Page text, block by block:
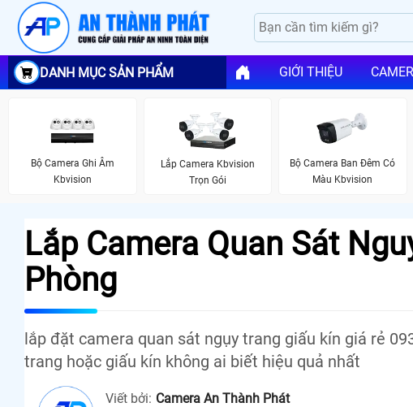
DANH MỤC SẢN PHẨM GIỚI THIỆU
Bộ Camera Ghi Âm
Kbvision
Lắp Camera Kbvision
Trọn Gói
Bộ Camera Ban Đêm Có
Màu Kbvision
Lắp Camera Quan Sát
Phòng
lắp đặt camera quan sát ngụy trang giấu kín giá rẻ
trang hoặc giấu kín không ai biết hiệu quả nhất
Viết bởi: Camera An Thành Phát